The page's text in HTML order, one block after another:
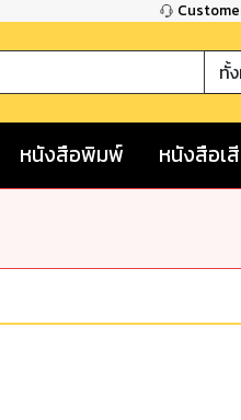
ทั้
หนังสือพิมพ์ หนังสือเ